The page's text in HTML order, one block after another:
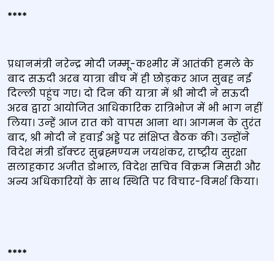
****
प्रधानमंत्री नरेन्‍द्र मोदी जम्मू-कश्मीर में आतंकी हमले के
बाद सऊदी अरब यात्रा बीच में ही छोड़कर आज सुबह नई
दिल्ली पहुंच गए। दो दिन की यात्रा में श्री मोदी ने सऊदी
अरब द्वारा आयोजित आधिकारिक रात्रिभोज में भी भाग नहीं
लिया। उन्‍हें आज रात को वापस आना था। आगमन के तुरंत
बाद, श्री मोदी ने हवाई अड्डे पर संक्षिप्त बैठक की। उन्‍होंने
विदेश मंत्री डॉक्‍टर सुब्रह्मण्‍यम जयशंकर, राष्ट्रीय सुरक्षा
सलाहकार अजीत डोभाल, विदेश सचिव विक्रम मिसरी और
अन्य अधिकारियों के साथ स्थिति पर विचार-विमर्श किया।
****